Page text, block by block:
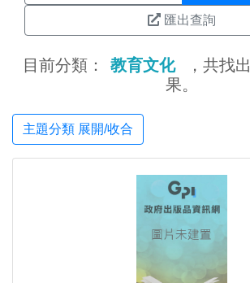
匯出查詢
目前分類： 教育文化 ，共找出
果。
主題分類 展開/收合